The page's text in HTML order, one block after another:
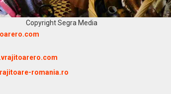
Copyright Segra Media
romania.ro